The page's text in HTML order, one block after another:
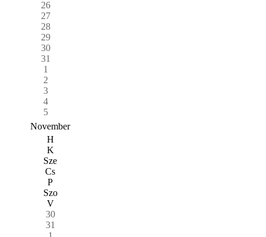
26
27
28
29
30
31
1
2
3
4
5
November
H
K
Sze
Cs
P
Szo
V
30
31